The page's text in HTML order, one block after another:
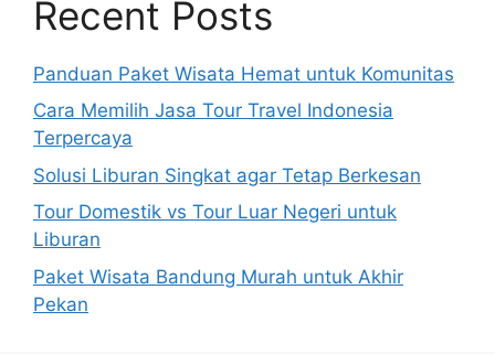
Recent Posts
Panduan Paket Wisata Hemat untuk Komunitas
Cara Memilih Jasa Tour Travel Indonesia
Terpercaya
Solusi Liburan Singkat agar Tetap Berkesan
Tour Domestik vs Tour Luar Negeri untuk
Liburan
Paket Wisata Bandung Murah untuk Akhir
Pekan